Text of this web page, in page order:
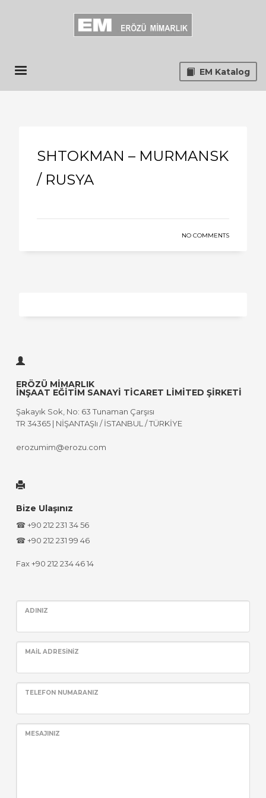
EM Katalog
SHTOKMAN – MURMANSK
/ RUSYA
NO COMMENTS
ERÖZÜ MİMARLIK
İNŞAAT EĞİTİM SANAYİ TİCARET LİMİTED ŞİRKETİ
Şakayık Sok, No: 63 Tunaman Çarşısı
TR 34365 | NİŞANTAŞIı / İSTANBUL / TÜRKİYE
erozumim@erozu.com
Bize Ulaşınız
☎ +90 212 231 34 56
☎ +90 212 231 99 46
Fax +90 212 234 46 14
ADINIZ
MAIL ADRESINIZ
TELEFON NUMARANIZ
MESAJINIZ